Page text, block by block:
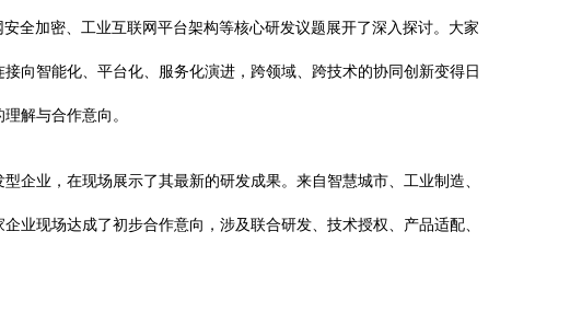
全加密、工业互联网平台架构等核心研发议题展开了深入探讨。大家
向智能化、平台化、服务化演进，跨领域、跨技术的协同创新变得日
解与合作意向。
企业，在现场展示了其最新的研发成果。来自智慧城市、工业制造、
业现场达成了初步合作意向，涉及联合研发、技术授权、产品适配、